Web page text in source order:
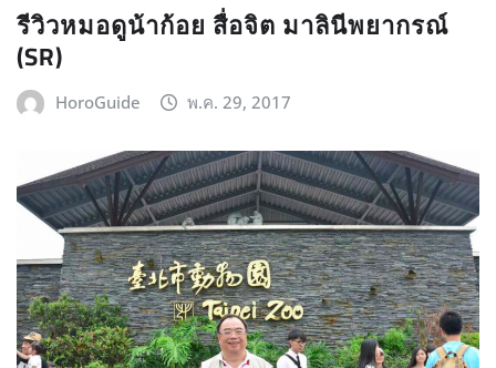
รีวิวหมอดูน้าก้อย สื่อจิต มาลินีพยากรณ์
(SR)
HoroGuide พ.ค. 29, 2017